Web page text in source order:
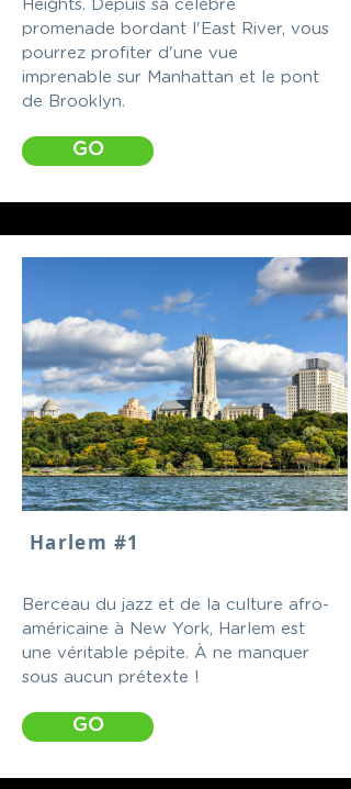
Heights. Depuis sa célèbre
promenade bordant l'East River, vous
pourrez profiter d'une vue
imprenable sur Manhattan et le pont
de Brooklyn.
GO
Harlem #1
Berceau du jazz et de la culture afro-
américaine à New York, Harlem est
une véritable pépite. À ne manquer
sous aucun prétexte !
GO